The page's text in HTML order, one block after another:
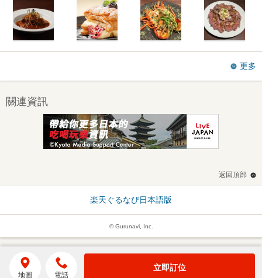
更多
關連資訊
返回頂部
楽天ぐるなび日本語版
© Gurunavi, Inc.
地圖 電話
立即訂位